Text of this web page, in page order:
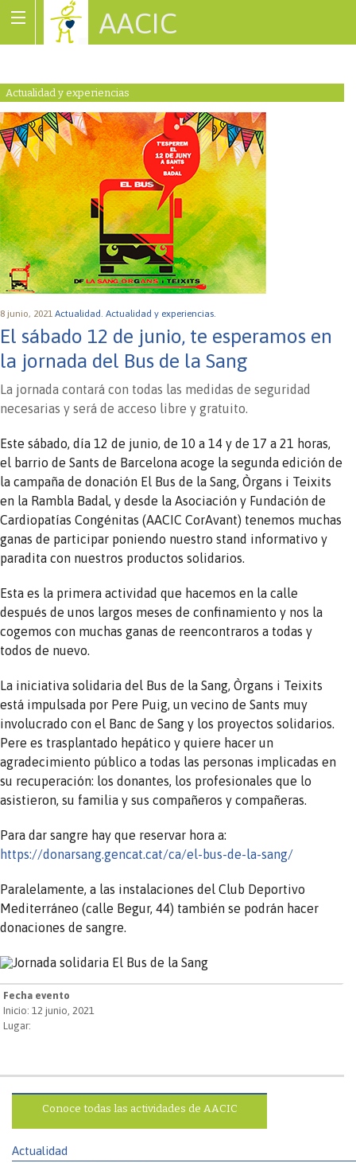
AACIC
Actualidad y experiencias
8 junio, 2021 Actualidad. Actualidad y experiencias.
El sábado 12 de junio, te esperamos en
la jornada del Bus de la Sang
La jornada contará con todas las medidas de seguridad
necesarias y será de acceso libre y gratuito.
Este sábado, día 12 de junio, de 10 a 14 y de 17 a 21 horas,
el barrio de Sants de Barcelona acoge la segunda edición de
la campaña de donación El Bus de la Sang, Òrgans i Teixits
en la Rambla Badal, y desde la Asociación y Fundación de
Cardiopatías Congénitas (AACIC CorAvant) tenemos muchas
ganas de participar poniendo nuestro stand informativo y
paradita con nuestros productos solidarios.
Esta es la primera actividad que hacemos en la calle
después de unos largos meses de confinamiento y nos la
cogemos con muchas ganas de reencontraros a todas y
todos de nuevo.
La iniciativa solidaria del Bus de la Sang, Òrgans i Teixits
está impulsada por Pere Puig, un vecino de Sants muy
involucrado con el Banc de Sang y los proyectos solidarios.
Pere es trasplantado hepático y quiere hacer un
agradecimiento público a todas las personas implicadas en
su recuperación: los donantes, los profesionales que lo
asistieron, su familia y sus compañeros y compañeras.
Para dar sangre hay que reservar hora a:
https://donarsang.gencat.cat/ca/el-bus-de-la-sang/
Paralelamente, a las instalaciones del Club Deportivo
Mediterráneo (calle Begur, 44) también se podrán hacer
donaciones de sangre.
Fecha evento
Inicio: 12 junio, 2021
Lugar:
Conoce todas las actividades de AACIC
Actualidad